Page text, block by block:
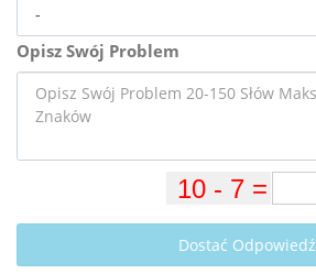
Opisz Swój Problem
Dostać Odpowiedź